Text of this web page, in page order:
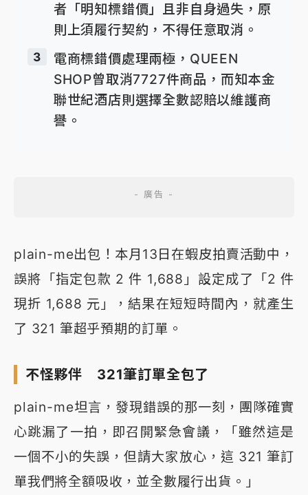
者「明知標錯價」且非自身過失，原
則上須履行契約，不得任意取消。
3
電商標錯價處理兩極，QUEEN
SHOP曾取消7727件商品，而知本金
聯世紀酒店則選擇全數認賠以維護商
譽。
plain-me出包！本月13日在蝦皮拍賣活動中，
誤將「指定包款 2 件 1,688」設定成了「2 件
現折 1,688 元」，結果在短短時間內，就產生
了 321 筆超乎預期的訂單。
不怪夥伴 321筆訂單全包了
plain-me坦言，發現錯誤的那一刻，團隊確實
心跳漏了一拍，即召開緊急會議，「雖然這是
一個不小的失誤，但請大家放心，這 321 筆訂
單我們將全額吸收，並全數履行出貨。」